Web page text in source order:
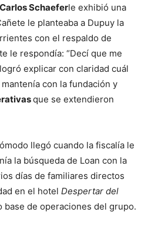
Carlos Schaeferle exhibió una
le planteaba a Dupuy la
con el respaldo de
le respondía: “Decí que me
explicar con claridad cuál
con la fundación y
que se extendieron
llegó cuando la fiscalía le
la búsqueda de Loan con la
días de familiares directos
en el hotel Despertar del
base de operaciones del grupo.